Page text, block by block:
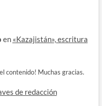
en «Kazajistán», escritura
contenido! Muchas gracias.
de redacción